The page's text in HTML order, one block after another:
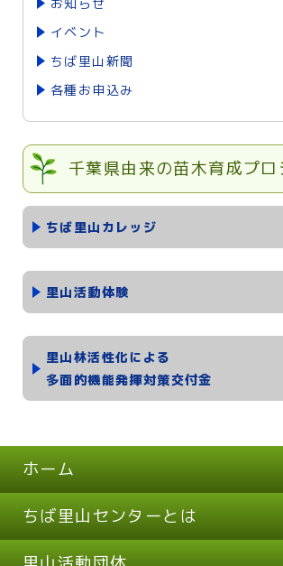
イベント
ちば里山新聞
各種お申込み
千葉県由来の苗木育成プロ
ちば里山カレッジ
里山活動体験
里山林活性化による
多面的機能発揮対策交付金
ホーム
ちば里山センターとは